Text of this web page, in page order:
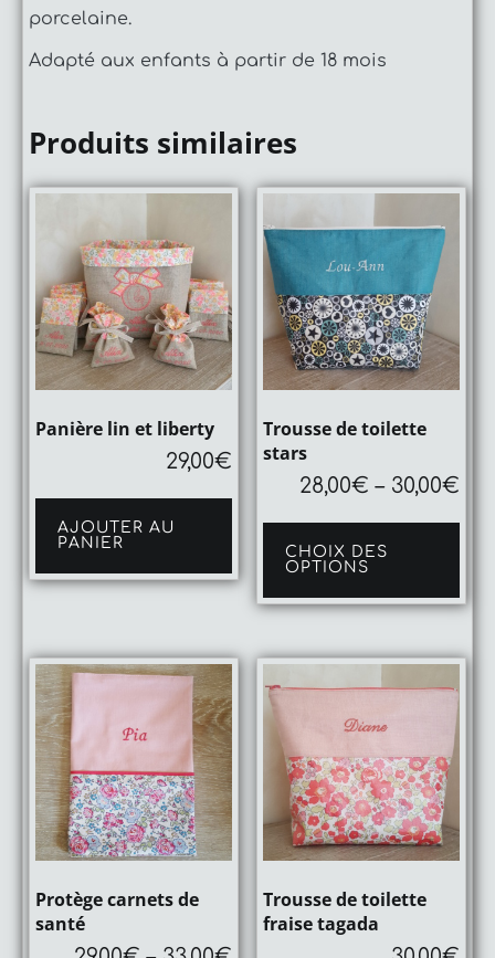
porcelaine.
Adapté aux enfants à partir de 18 mois
Produits similaires
Panière lin et liberty
29,00€
AJOUTER AU
PANIER
Trousse de toilette
stars
28,00€ – 30,00€
CHOIX DES
OPTIONS
Les
Protège carnets de
santé
Trousse de toilette
fraise tagada